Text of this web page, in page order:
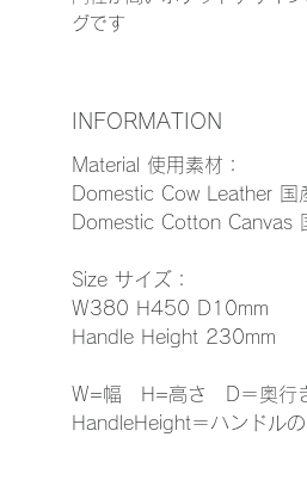
グです
INFORMATION
Material 使用素材：
Domestic Cow Leather 国
Domestic Cotton Canvas
Size サイズ：
W380 H450 D10mm
Handle Height 230mm
W=幅 H=高さ D＝奥行
HandleHeight＝ハンドル